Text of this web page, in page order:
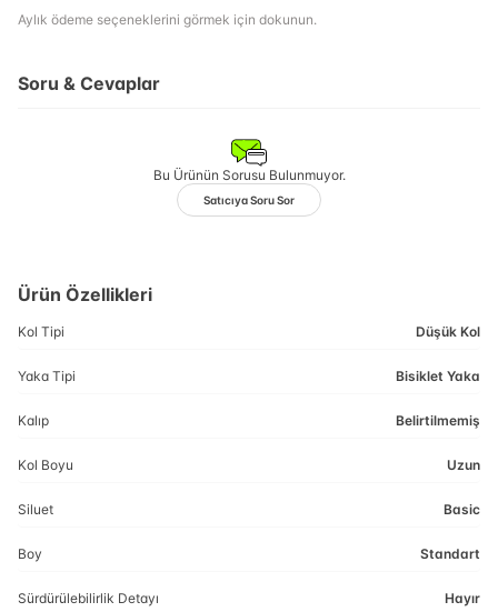
Aylık ödeme seçeneklerini görmek için dokunun.
Soru & Cevaplar
Bu Ürünün Sorusu Bulunmuyor.
Satıcıya Soru Sor
Ürün Özellikleri
Kol Tipi Düşük Kol
Yaka Tipi Bisiklet Yaka
Kalıp Belirtilmemiş
Kol Boyu Uzun
Siluet Basic
Boy Standart
Sürdürülebilirlik Detayı Hayır